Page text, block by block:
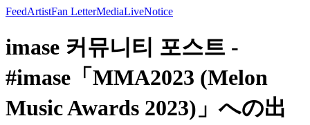
FeedArtistFan LetterMediaLiveNotice
imase 커뮤니티 포스트 -
#imase「MMA2023 (Melon
Music Awards 2023)」への出